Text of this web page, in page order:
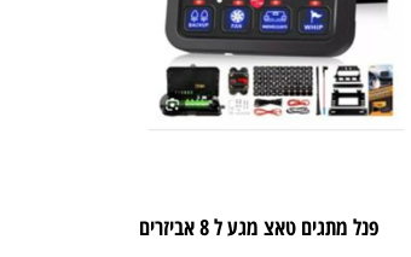
פנל מתגים טאצ מגע ל 8 אביזרים